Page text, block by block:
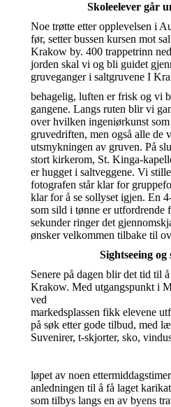
Skoleelever går
Noe trøtte etter opplevelsen i
før, setter bussen kursen mot
Krakow by. 400 trappetrinn
jorden skal vi og bli guidet
gruveganger i saltgruvene I
behagelig, luften er frisk og vi
gangene. Langs ruten blir vi
over hvilken ingeniørkunst
gruvedriften, men også alle de
utsmykningen av gruven. På
stort kirkerom, St. Kinga-
er hugget i saltveggene. Vi
fotografen står klar for
klar for å se sollyset igjen. En
som sild i tønne er utfordrende
sekunder ringer det
ønsker velkommen tilbake til
Sightseeing og
Senere på dagen blir det tid til
Krakow. Med utgangspunkt i
ved
markedsplassen fikk elevene
på søk etter gode tilbud, med
Suvenirer, t-skjorter, sko,
løpet av noen
anledningen til å få laget
som tilbys langs en av byens